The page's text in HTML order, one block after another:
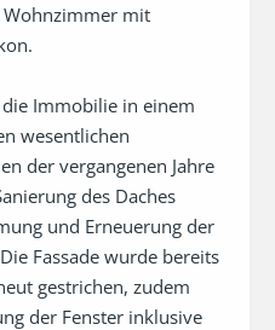
mit
Immobilie in einem
wesentlichen
der vergangenen Jahre
des Daches
und Erneuerung der
Fassade wurde bereits
gestrichen, zudem
der Fenster inklusive